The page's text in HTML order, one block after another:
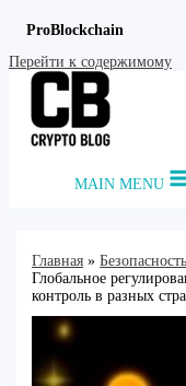
ProBlockchain
Перейти к содержимому
MAIN MENU
Главная
Безопасность
Глобальное
контроль в разных